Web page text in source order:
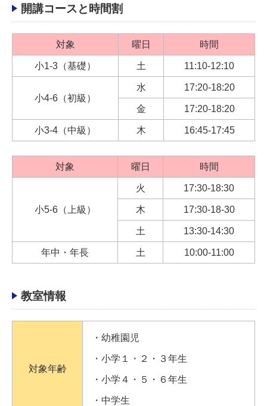
開講コースと時間割
対象 曜日 時間
小1-3（基礎） 土 11:10-12:10
小4-6（初級）
水 17:20-18:20
金 17:20-18:20
小3-4（中級） 木 16:45-17:45
対象 曜日 時間
小5-6（上級）
火 17:30-18:30
木 17:30-18-30
土 13:30-14:30
年中・年長 土 10:00-11:00
教室情報
対象年齢
・幼稚園児
・小学１・２・３年生
・小学４・５・６年生
・中学生